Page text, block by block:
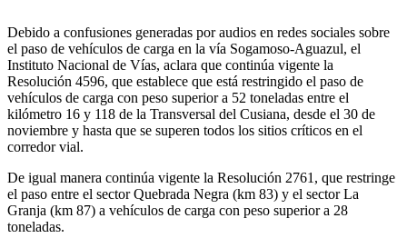
Debido a confusiones generadas por audios en redes sociales sobre
el paso de vehículos de carga en la vía Sogamoso-Aguazul, el
Instituto Nacional de Vías, aclara que continúa vigente la
Resolución 4596, que establece que está restringido el paso de
vehículos de carga con peso superior a 52 toneladas entre el
kilómetro 16 y 118 de la Transversal del Cusiana, desde el 30 de
noviembre y hasta que se superen todos los sitios críticos en el
corredor vial.
De igual manera continúa vigente la Resolución 2761, que restringe
el paso entre el sector Quebrada Negra (km 83) y el sector La
Granja (km 87) a vehículos de carga con peso superior a 28
toneladas.